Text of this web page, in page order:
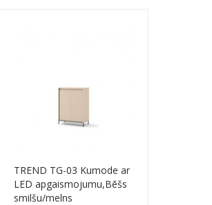
TREND TG-03 Kumode ar
LED apgaismojumu,Bēšs
smilšu/melns